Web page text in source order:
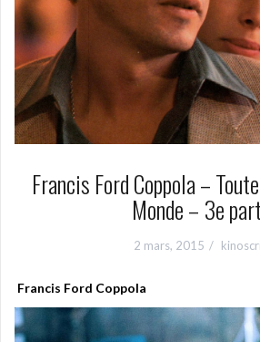
Francis Ford Coppola –
Monde – 3e
2 mars, 2015
Francis Ford Coppola